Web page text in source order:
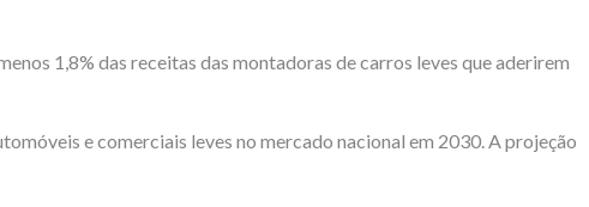
1,8% das receitas das montadoras de carros leves que aderirem
e comerciais leves no mercado nacional em 2030. A projeção